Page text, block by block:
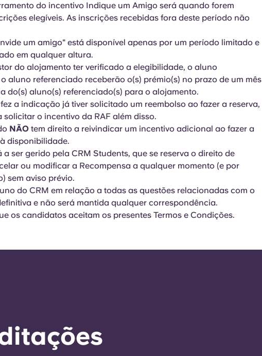
do incentivo Indique um Amigo será quando forem
elegíveis. As inscrições recebidas fora deste período não
um amigo" está disponível apenas por um período limitado e
em qualquer altura.
do alojamento ter verificado a elegibilidade, o aluno
aluno referenciado receberão o(s) prémio(s) no prazo de um mês
do(s) aluno(s) referenciado(s) para o alojamento.
a indicação já tiver solicitado um reembolso ao fazer a reserva,
solicitar o incentivo da RAF além disso.
NÃO tem direito a reivindicar um incentivo adicional ao fazer a
disponibilidade.
a ser gerido pela CRM Students, que se reserva o direito de
ou modificar a Recompensa a qualquer momento (e por
sem aviso prévio.
do CRM em relação a todas as questões relacionadas com o
e não será mantida qualquer correspondência.
os candidatos aceitam os presentes Termos e Condições.